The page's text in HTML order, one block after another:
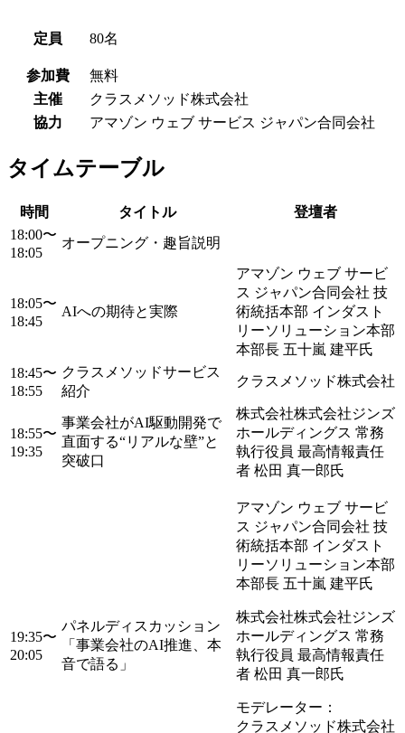
定員 80名
参加費
無料
主催
クラスメソッド株式会社
協力
アマゾン ウェブ サービス ジャパン合同会社
タイムテーブル
時間 タイトル
登壇者
18:00〜
18:05
オープニング・趣旨説明
18:05〜
18:45
AIへの期待と実際
アマゾン ウェブ サービ
ス ジャパン合同会社 技
術統括本部 インダスト
リーソリューション本部
本部長 五十嵐 建平氏
18:45〜
18:55
クラスメソッドサービス
紹介
クラスメソッド株式会社
18:55〜
19:35
事業会社がAI駆動開発で
直面する“リアルな壁”と
突破口
株式会社株式会社ジンズ
ホールディングス 常務
執行役員 最高情報責任
者 松田 真一郎氏
19:35〜
20:05
パネルディスカッション
「事業会社のAI推進、本
音で語る」
アマゾン ウェブ サービ
ス ジャパン合同会社 技
術統括本部 インダスト
リーソリューション本部
本部長 五十嵐 建平氏
株式会社株式会社ジンズ
ホールディングス 常務
執行役員 最高情報責任
者 松田 真一郎氏
モデレーター：
クラスメソッド株式会社